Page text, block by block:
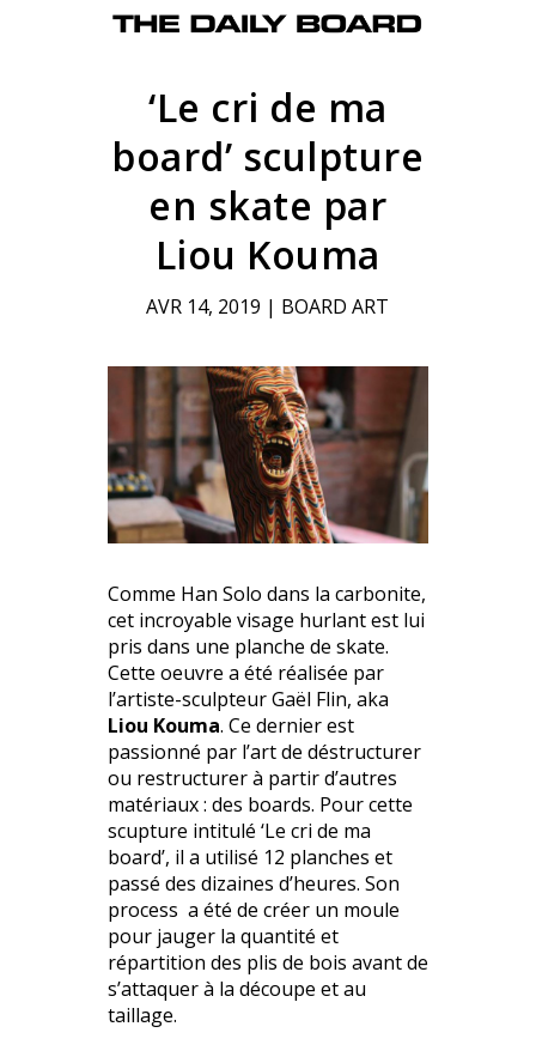
‘Le cri de ma
board’ sculpture
en skate par
Liou Kouma
AVR 14, 2019 | BOARD ART
Comme Han Solo dans la carbonite,
cet incroyable visage hurlant est lui
pris dans une planche de skate.
Cette oeuvre a été réalisée par
l’artiste-sculpteur Gaël Flin, aka
Liou Kouma. Ce dernier est
passionné par l’art de déstructurer
ou restructurer à partir d’autres
matériaux : des boards. Pour cette
scupture intitulé ‘Le cri de ma
board’, il a utilisé 12 planches et
passé des dizaines d’heures. Son
process a été de créer un moule
pour jauger la quantité et
répartition des plis de bois avant de
s’attaquer à la découpe et au
taillage.